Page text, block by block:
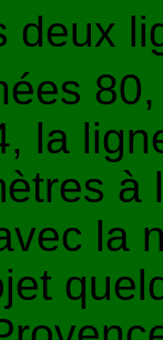
deux
la
à
la